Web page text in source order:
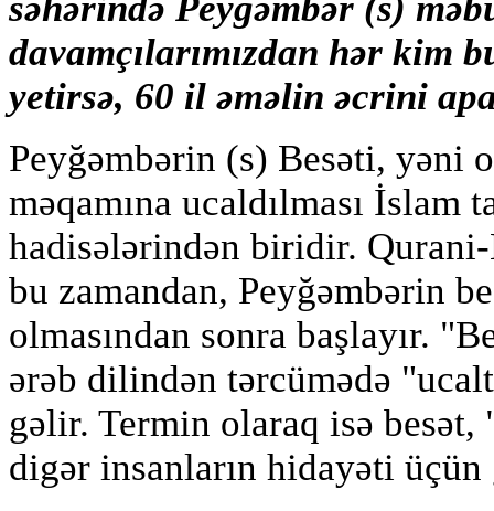
davamçılarımızdan hər kim
yetirsə, 60 il əməlin əcrini
Peyğəmbərin (s) Besəti, yəni
məqamına ucaldılması
hadisələrindən biridir.
bu zamandan, Peyğəmbərin
olmasından sonra başlayır.
ərəb dilindən tərcümədə
gəlir. Termin olaraq isə
digər insanların hidayəti